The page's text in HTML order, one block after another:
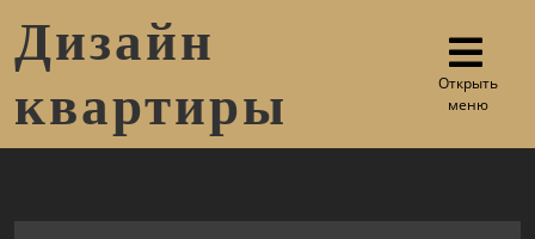
Дизайн
квартиры
Открыть
меню